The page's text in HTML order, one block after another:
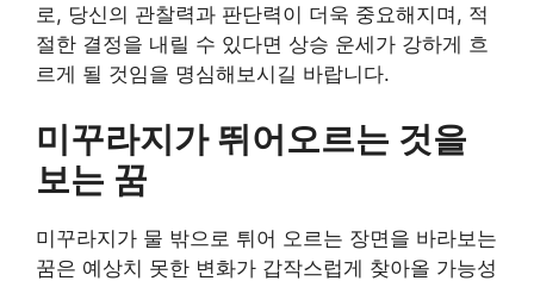
로, 당신의 관찰력과 판단력이 더욱 중요해지며, 적
절한 결정을 내릴 수 있다면 상승 운세가 강하게 흐
르게 될 것임을 명심해보시길 바랍니다.
미꾸라지가 뛰어오르는 것을
보는 꿈
미꾸라지가 물 밖으로 튀어 오르는 장면을 바라보는
꿈은 예상치 못한 변화가 갑작스럽게 찾아올 가능성